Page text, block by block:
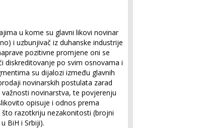
u kome su glavni likovi novinar
i uzbunjivač iz duhanske industrije
pozitivne promjene oni se
diskreditovanje po svim osnovama i
su dijalozi između glavnih
novinarskih postulata zarad
novinarstva, te povjerenju
opisuje i odnos prema
razotkriju nezakonitosti (brojni
BiH i Srbiji).